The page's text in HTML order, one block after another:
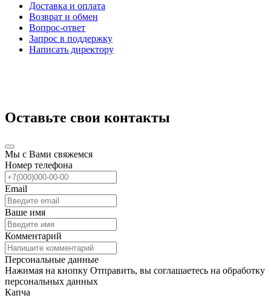
Доставка и оплата
Возврат и обмен
Вопрос-ответ
Запрос в поддержку
Написать директору
Оставьте свои контакты
Мы с Вами свяжемся
Номер телефона
Email
Ваше имя
Комментарий
Персональные данные
Нажимая на кнопку Отправить, вы соглашаетесь на обработку
персональных данных
Капча